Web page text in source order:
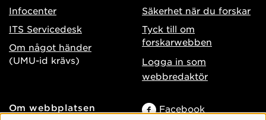
Infocenter
ITS Servicedesk
Om något händer
(UMU-id krävs)
Säkerhet när du forskar
Tyck till om
forskarwebben
Logga in som
webbredaktör
Om webbplatsen
Facebook